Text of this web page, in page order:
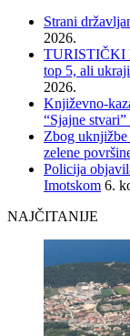
Strani
2026.
TURISTIČKI
top 5, ali
2026.
Književno-
“Sjajne
Zbog uknjižbe
zelene
Policija
Imotskom 6.
NAJČITANIJE